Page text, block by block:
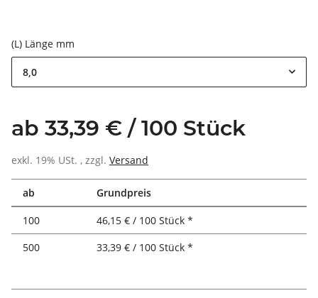
(L) Länge mm
8,0
ab 33,39 € / 100 Stück
exkl. 19% USt. , zzgl. Versand
ab Grundpreis
100
46,15 € / 100 Stück *
500
33,39 € / 100 Stück *